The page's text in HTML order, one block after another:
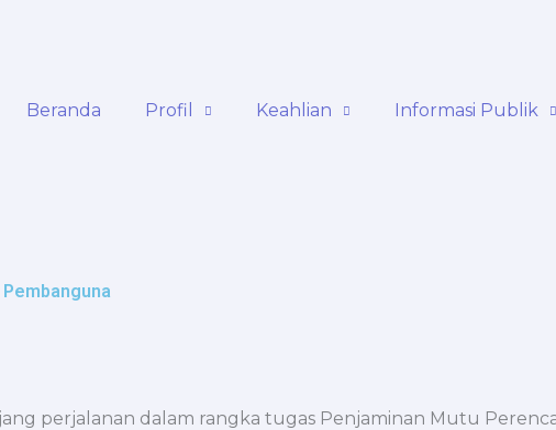
Beranda
Profil Keahlian Informasi Publik
perjalanan dalam rangka tugas Penjaminan Mutu